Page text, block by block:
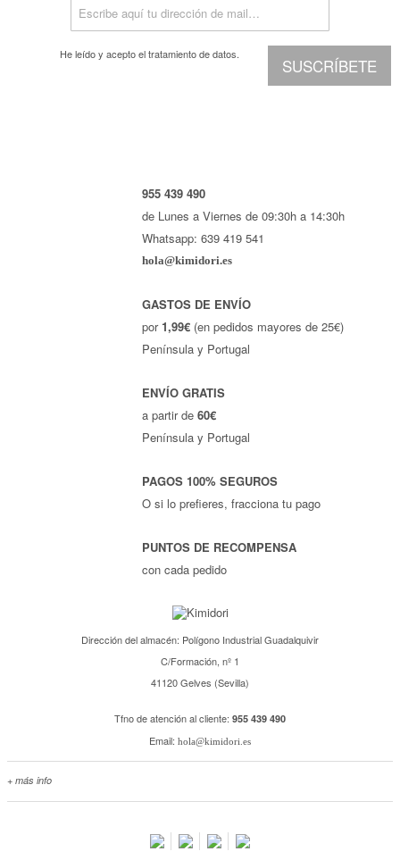
SUSCRÍBETE
He leído y acepto eltratamiento de datos.
955 439 490
de Lunes a Viernes de 09:30h a 14:30h
Whatsapp: 639 419 541
hola@kimidori.es
GASTOS DE ENVÍO
por 1,99€ (en pedidos mayores de 25€)
Península y Portugal
ENVÍO GRATIS
a partir de60€
Península y Portugal
PAGOS 100% SEGUROS
O si lo prefieres, fracciona tu pago
PUNTOS DE RECOMPENSA
con cada pedido
Dirección del almacén: Polígono Industrial Guadalquivir
C/Formación, nº 1
41120 Gelves (Sevilla)
Tfno de atención al cliente: 955 439 490
Email: hola@kimidori.es
+ más info